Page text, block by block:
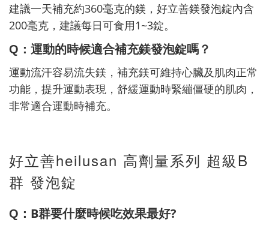
建議一天補充約360毫克的鎂，好立善鎂發泡錠內含
200毫克，建議每日可食用 1~3錠。
Q ：運動的時候適合補充鎂發泡錠嗎？
運動流汗容易流失鎂，補充鎂可維持心臟及肌肉正常
功能，提升運動表現，舒緩運動時緊繃僵硬的肌肉，
非常適合運動時補充。
好立善heilusan 高劑量系列 超級B
群 發泡錠
Q ： B群要什麼時候吃效果最好?